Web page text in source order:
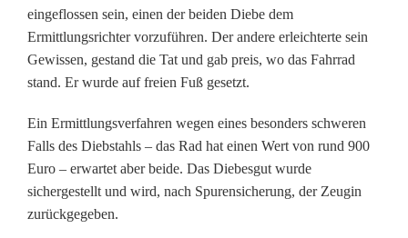
e
t
e
n
d
i
e
eingeflossen sein, einen der beiden Diebe dem
Ermittlungsrichter vorzuführen. Der andere erleichterte sein
Gewissen, gestand die Tat und gab preis, wo das Fahrrad
stand. Er wurde auf freien Fuß gesetzt.
Ein Ermittlungsverfahren wegen eines besonders schweren
Falls des Diebstahls – das Rad hat einen Wert von rund 900
Euro – erwartet aber beide. Das Diebesgut wurde
sichergestellt und wird, nach Spurensicherung, der Zeugin
zurückgegeben.